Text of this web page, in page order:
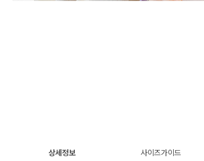
상세정보 사이즈가이드